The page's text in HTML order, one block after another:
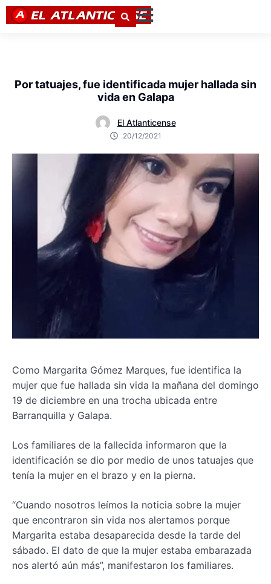
Por tatuajes, fue identificada mujer hallada sin
vida en Galapa
El Atlanticense
20/12/2021
Como Margarita Gómez Marques, fue identifica la
mujer que fue hallada sin vida la mañana del domingo
19 de diciembre en una trocha ubicada entre
Barranquilla y Galapa.
Los familiares de la fallecida informaron que la
identificación se dio por medio de unos tatuajes que
tenía la mujer en el brazo y en la pierna.
“Cuando nosotros leímos la noticia sobre la mujer
que encontraron sin vida nos alertamos porque
Margarita estaba desaparecida desde la tarde del
sábado. El dato de que la mujer estaba embarazada
nos alertó aún más”, manifestaron los familiares.